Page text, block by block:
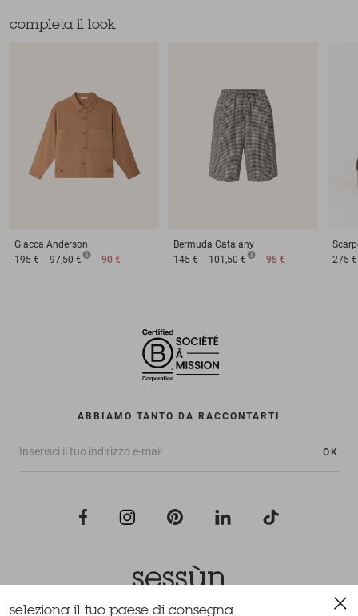
completa il look
Giacca Anderson
195 €
97,50 € 90 €
Bermuda Catalany
145 €
101,50 € 95 €
275 €
ABBIAMO TANTO DA RACCONTARTI
OK
seleziona il tuo paese di consegna